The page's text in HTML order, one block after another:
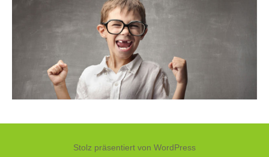
Stolz präsentiert von WordPress